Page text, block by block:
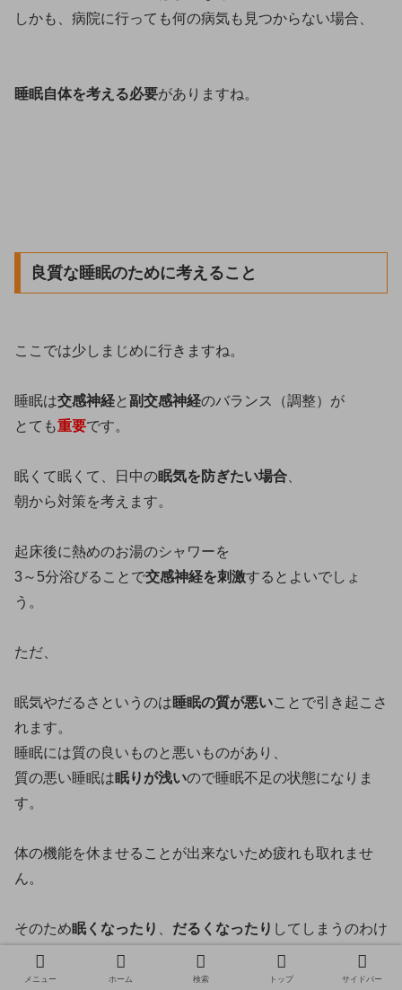
しかも、病院に行っても何の病気も見つからない場合、
睡眠自体を考える必要がありますね。
良質な睡眠のために考えること
ここでは少しまじめに行きますね。
睡眠は交感神経と副交感神経のバランス（調整）が
とても重要です。
眠くて眠くて、日中の眠気を防ぎたい場合
朝から対策を考えます。
起床後に熱めのお湯のシャワーを
3～5分浴びることで交感神経を刺激するとよいでしょ
う。
ただ、
眠気やだるさというのは睡眠の質が悪いことで引き起こさ
れます。
睡眠には質の良いものと悪いものがあり、
質の悪い睡眠は眠りが浅いので睡眠不足の状態になりま
す。
体の機能を休ませることが出来ないため疲れも取れませ
ん。
そのため眠くなったり だるくなったり してしまうのわけ
です。
メニュー ホーム 検索 トップ サイドバー